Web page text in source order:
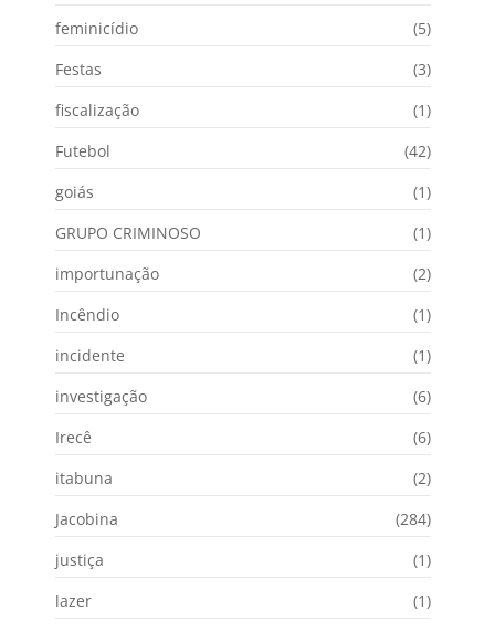
feminicídio
(5)
Festas
(3)
fiscalização
(1)
Futebol
(42)
goiás
(1)
GRUPO CRIMINOSO
(1)
importunação
(2)
Incêndio
(1)
incidente
(1)
investigação
(6)
Irecê
(6)
itabuna
(2)
Jacobina
(284)
justiça
(1)
lazer
(1)